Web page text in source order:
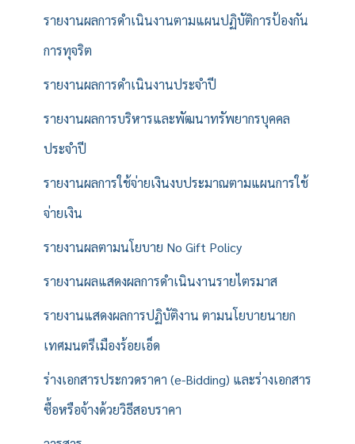
รายงานผลการดำเนินงานตามแผนปฏิบัติการป้องกัน
การทุจริต
รายงานผลการดำเนินงานประจำปี
รายงานผลการบริหารและพัฒนาทรัพยากรบุคคล
ประจำปี
รายงานผลการใช้จ่ายเงินงบประมาณตามแผนการใช้
จ่ายเงิน
รายงานผลตามนโยบาย No Gift Policy
รายงานผลแสดงผลการดำเนินงานรายไตรมาส
รายงานแสดงผลการปฏิบัติงาน ตามนโยบายนายก
เทศมนตรีเมืองร้อยเอ็ด
ร่างเอกสารประกวดราคา (e-Bidding) และร่างเอกสาร
ซื้อหรือจ้างด้วยวิธีสอบราคา